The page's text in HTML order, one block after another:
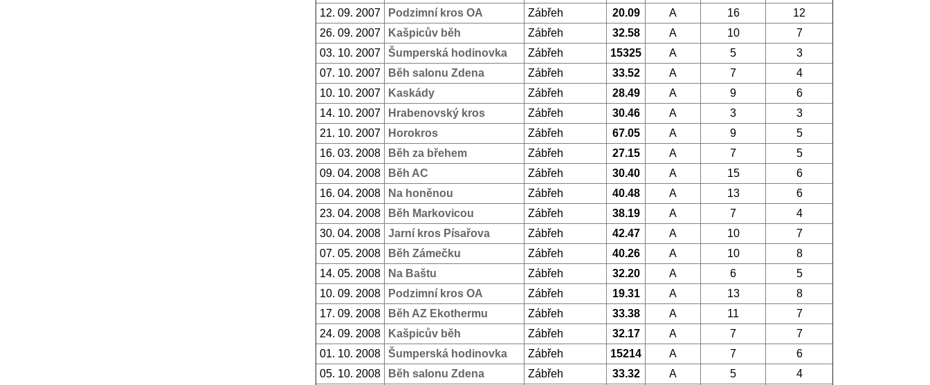
12. 09. 2007
Podzimní kros OA Zábřeh 20.09 A 16
12
26. 09. 2007
Kašpicův běh Zábřeh 32.58 A 10
7
03. 10. 2007
Šumperská hodinovka Zábřeh 15325 A 5
3
07. 10. 2007
Běh salonu Zdena Zábřeh 33.52 A 7
4
10. 10. 2007
Kaskády Zábřeh 28.49 A 9
6
14. 10. 2007
Hrabenovský kros Zábřeh 30.46 A 3
3
21. 10. 2007
Horokros Zábřeh 67.05 A 9
5
16. 03. 2008
Běh za břehem Zábřeh 27.15 A 7
5
09. 04. 2008
Běh AC Zábřeh 30.40 A 15
6
16. 04. 2008
Na honěnou Zábřeh 40.48 A 13
6
23. 04. 2008
Běh Markovicou Zábřeh 38.19 A 7
4
30. 04. 2008
Jarní kros Písařova Zábřeh 42.47 A 10
7
07. 05. 2008
Běh Zámečku Zábřeh 40.26 A 10
8
14. 05. 2008
Na Baštu Zábřeh 32.20 A 6
5
10. 09. 2008
Podzimní kros OA Zábřeh 19.31 A 13
8
17. 09. 2008
Běh AZ Ekothermu Zábřeh 33.38 A 11
7
24. 09. 2008
Kašpicův běh Zábřeh 32.17 A 7
7
01. 10. 2008
Šumperská hodinovka Zábřeh 15214 A 7
6
05. 10. 2008
Běh salonu Zdena Zábřeh 33.32 A 5
4